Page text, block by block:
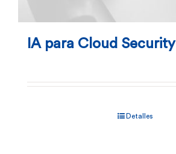
IA para Cloud Security
Detalles